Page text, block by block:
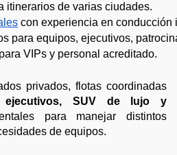
itinerarios de varias ciudades.
con experiencia en conducción
para equipos, ejecutivos,
VIPs y personal acreditado.
privados, flotas coordinadas
ejecutivos, SUV de lujo y
para manejar distintos
de equipos.